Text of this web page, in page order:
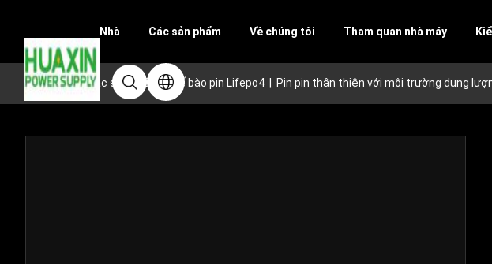
Nhà Các sản phẩm Về chúng tôi Tham quan nhà máy
Trang chủ|các sản phẩm|Tế bào pin Lifepo4 Pin pin thân thiện với môi trường dung